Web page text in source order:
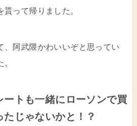
って帰りました。
、阿武隈かわいいぞと思ってい
ートも一緒にローソンで買
じゃないかと！？